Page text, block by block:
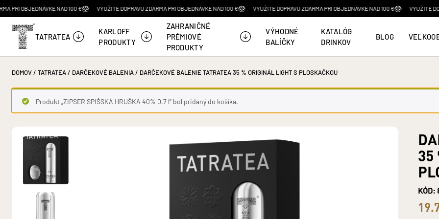
NAD 100 € VYUŽITE DOPRAVU ZDARMA PRI OBJEDNÁVKE NAD 100 € VYUŽITE DOPRAVU ZDARMA PRI OBJEDNÁVKE NAD 100 € VYUŽITE DOPRAVU
TATRATEA
Produkty Produkty
MINISETY
Produkty
DARČEKOVÉ BALENIA
Produkty
KARLOFF
PRODUKTY
Prezerať produkty Prezerať produkty
TATRANSKÁ
Prezerať produkty
OSTATNÉ
ZAHRANIČNÉ
PRÉMIOVÉ
PRODUKTY
Prezerať produkty Prezerať produkty
THE IRISHMAN
Prezerať produkty
WRITERS' TEARS
VÝHODNÉ
BALÍČKY
KATALÓG
DRINKOV
BLOG
DOMOV/ TATRATEA/ DARČEKOVÉ BALENIA/ DARČEKOVÉ BALENIE TATRATEA 35 % ORIGINÁL LIGHT S PLOSKAČKOU
Produkt „ZIPSER SPIŠSKÁ HRUŠKA 40% 0,7 l“ bol pridaný do košíka.
35
KÓD: